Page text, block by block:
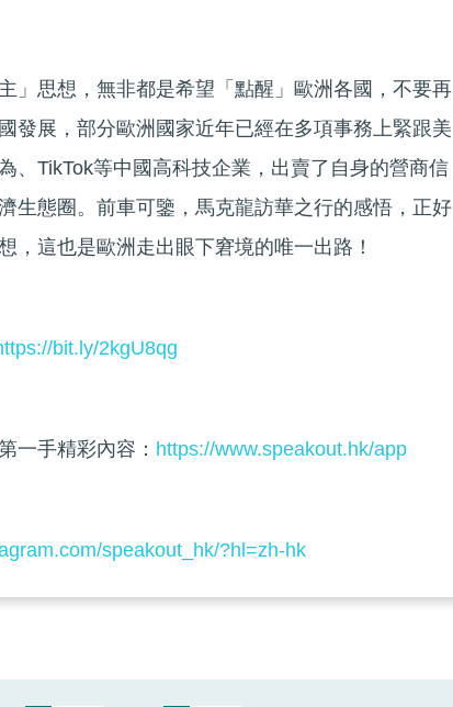
」思想，無非都是希望「點醒」歐洲各國，不要再
發展，部分歐洲國家近年已經在多項事務上緊跟美
、TikTok等中國高科技企業，出賣了自身的營商信
生態圈。前車可鑒，馬克龍訪華之行的感悟，正好
，這也是歐洲走出眼下窘境的唯一出路！
bit.ly/2kgU8qg
一手精彩內容： https://www.speakout.hk/app
speakout_hk/?hl=zh-hk